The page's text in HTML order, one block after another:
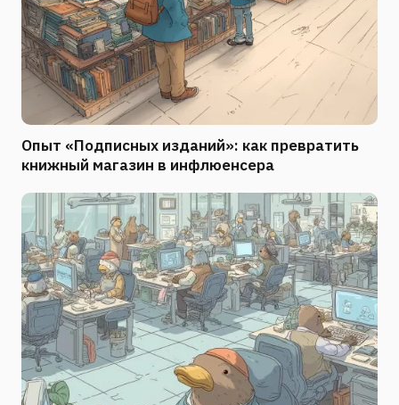
Опыт «Подписных изданий»: как превратить
книжный магазин в инфлюенсера